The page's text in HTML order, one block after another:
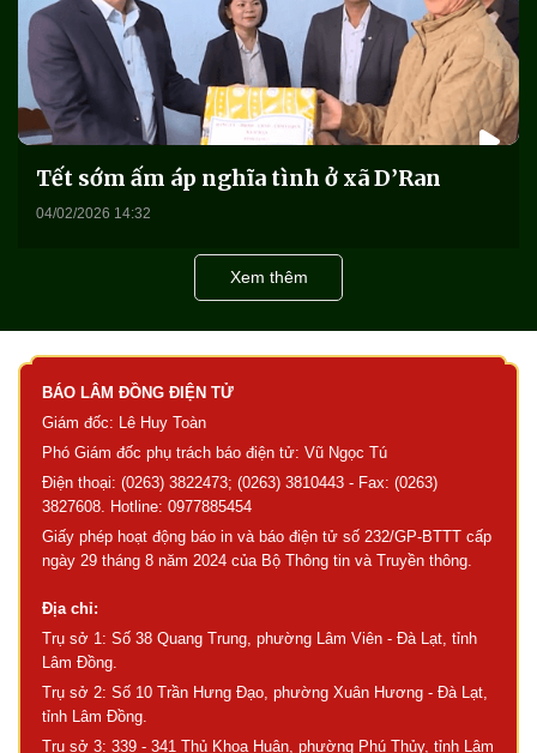
Tết sớm ấm áp nghĩa tình ở xã D’Ran
04/02/2026 14:32
Xem thêm
BÁO LÂM ĐỒNG ĐIỆN TỬ
Giám đốc: Lê Huy Toàn
Phó Giám đốc phụ trách báo điện tử: Vũ Ngọc Tú
Điện thoại: (0263) 3822473; (0263) 3810443 - Fax: (0263)
3827608. Hotline: 0977885454
Giấy phép hoạt động báo in và báo điện tử số 232/GP-BTTT cấp
ngày 29 tháng 8 năm 2024 của Bộ Thông tin và Truyền thông.
Địa chỉ:
Trụ sở 1: Số 38 Quang Trung, phường Lâm Viên - Đà Lạt, tỉnh
Lâm Đồng.
Trụ sở 2: Số 10 Trần Hưng Đạo, phường Xuân Hương - Đà Lạt,
tỉnh Lâm Đồng.
Trụ sở 3: 339 - 341 Thủ Khoa Huân, phường Phú Thủy, tỉnh Lâm